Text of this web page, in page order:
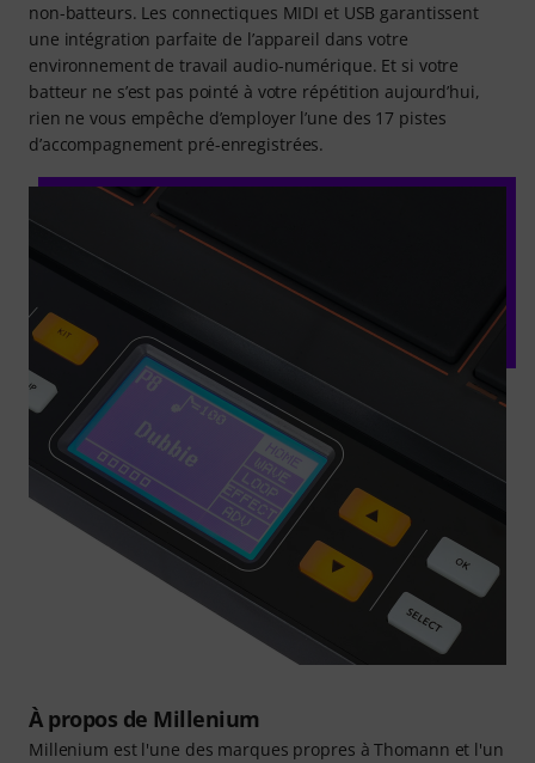
non-batteurs. Les connectiques MIDI et USB garantissent
une intégration parfaite de l’appareil dans votre
environnement de travail audio-numérique. Et si votre
batteur ne s’est pas pointé à votre répétition aujourd’hui,
rien ne vous empêche d’employer l’une des 17 pistes
d’accompagnement pré-enregistrées.
À propos de Millenium
Millenium est l'une des marques propres à Thomann et l'un